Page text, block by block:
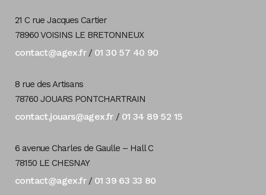
21 C rue Jacques Cartier
78960 VOISINS LE BRETONNEUX
contact@agex.fr/ 01 30 57 40 90
8 rue des Artisans
78760 JOUARS PONTCHARTRAIN
contact.jouars@agex.fr/ 01 34 89 52 15
6 avenue Charles de Gaulle – Hall C
78150 LE CHESNAY
contact@agex.fr/ 01 39 63 33 80